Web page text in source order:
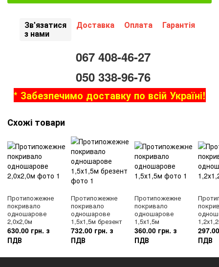
Зв'язатися
з нами
Доставка Оплата Гарантія
067 408-46-27
050 338-96-76
* Забезпечимо доставку по всій Україні!
Схожі товари
Протипожежне
покривало
одношарове
2,0х2,0м
630.00 грн. з
ПДВ
Протипожежне
покривало
одношарове
1,5х1,5м брезент
732.00 грн. з
ПДВ
Протипожежне
покривало
одношарове
1,5х1,5м
360.00 грн. з
ПДВ
ПДВ